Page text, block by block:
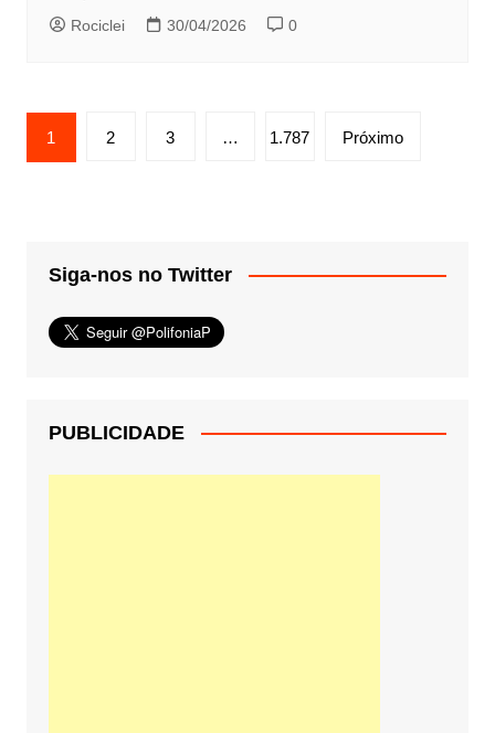
Rociclei 30/04/2026 0
Paginação
de
1 2 3 … 1.787 Próximo
Siga-nos no Twitter
PUBLICIDADE